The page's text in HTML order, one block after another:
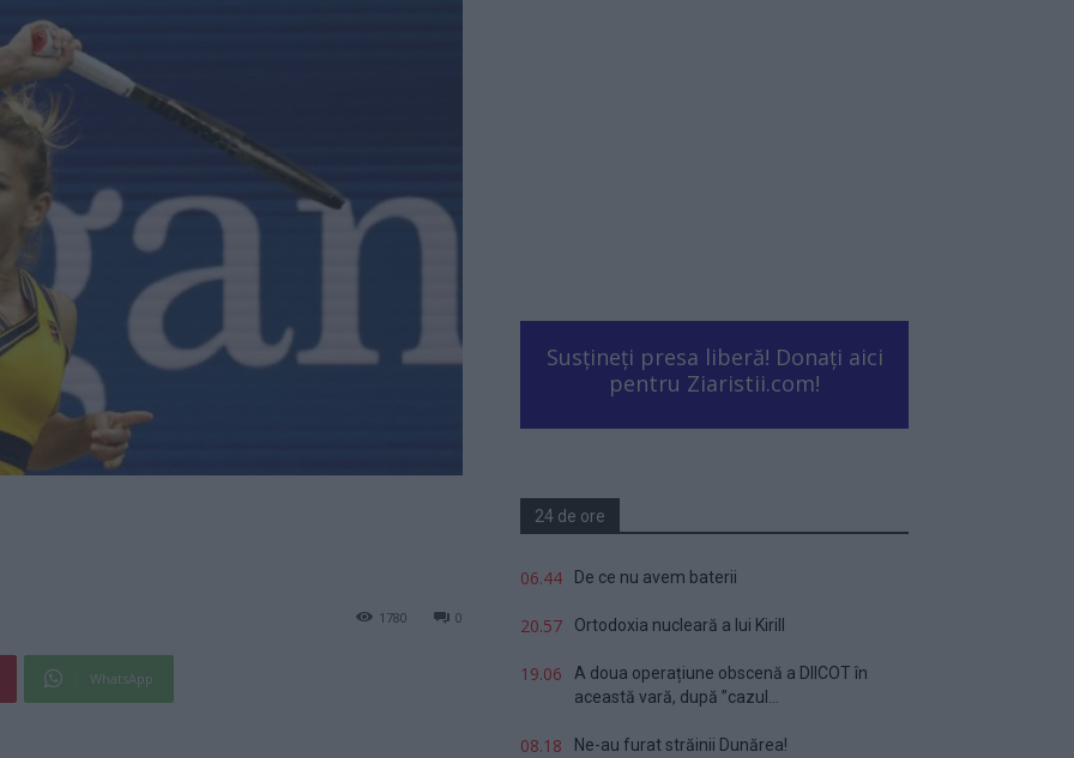
0
1780
WhatsApp
Susțineți presa liberă! Donați aici
pentru Ziaristii.com!
24 de ore
06.44 De ce nu avem baterii
20.57 Ortodoxia nucleară a lui Kirill
19.06
A doua operațiune obscenă a DIICOT în
această vară, după ”cazul...
08.18 Ne-au furat străinii Dunărea!